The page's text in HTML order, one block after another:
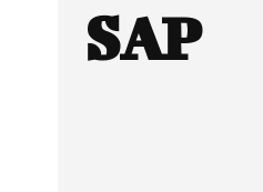
SAP